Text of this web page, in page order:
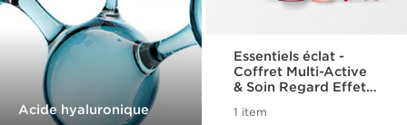
Acide hyaluronique
Essentiels éclat -
Coffret Multi-Active
& Soin Regard Effet
1 item